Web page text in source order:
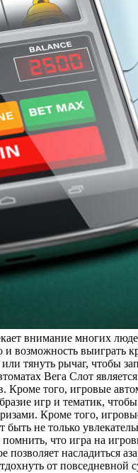
внимание многих
и возможность
тянуть рычаг, чтобы
Вега Слот
Кроме того, игровые
игр и тематик,
Кроме того,
не только
что игра на
позволяет
от повседневной